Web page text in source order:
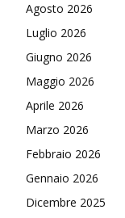
Agosto 2026
Luglio 2026
Giugno 2026
Maggio 2026
Aprile 2026
Marzo 2026
Febbraio 2026
Gennaio 2026
Dicembre 2025